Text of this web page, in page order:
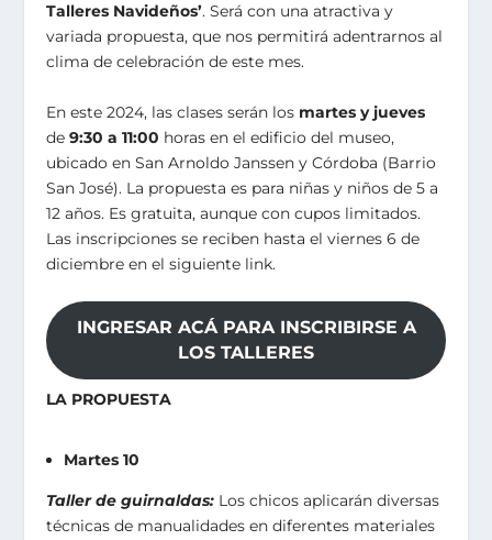
Talleres Navideños’. Será con una atractiva y
variada propuesta, que nos permitirá adentrarnos al
clima de celebración de este mes.
En este 2024, las clases serán los martes y jueves
de9:30 a 11:00 horas en el edificio del museo,
ubicado en San Arnoldo Janssen y Córdoba (Barrio
San José). La propuesta es para niñas y niños de 5 a
12 años. Es gratuita, aunque con cupos limitados.
Las inscripciones se reciben hasta el viernes 6 de
diciembre en el siguiente link.
INGRESAR ACÁ PARA INSCRIBIRSE A
LOS TALLERES
LA PROPUESTA
Martes 10
Taller de guirnaldas: Los chicos aplicarán diversas
técnicas de manualidades en diferentes materiales